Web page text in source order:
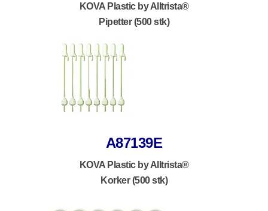
KOVA Plastic by Alltrista®
Pipetter (500 stk)
A87139E
KOVA Plastic by Alltrista®
Korker (500 stk)